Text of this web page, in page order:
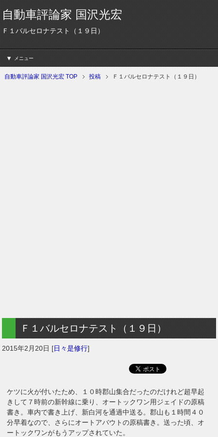
自動車評論家 国沢光宏
Ｆ１バルセロナテスト（１９日）
メニュー
自動車評論家 国沢光宏 TOP 投稿 Ｆ１バルセロナテスト（１９日）
Ｆ１バルセロナテスト（１９日）
2015年2月20日 [日々是修行]
ケツに火が付いたため、１０時郡山集合だったのだけれど超早起
きして７時前の新幹線に乗り、オートックワン用ジェイドの原稿
書き。車内で書き上げ、新白河を通過中送る。郡山も１時間４０
分早着なので、さらにオートアバウトの原稿書き。送った頃、オ
ートックワンがもうアップされていた。